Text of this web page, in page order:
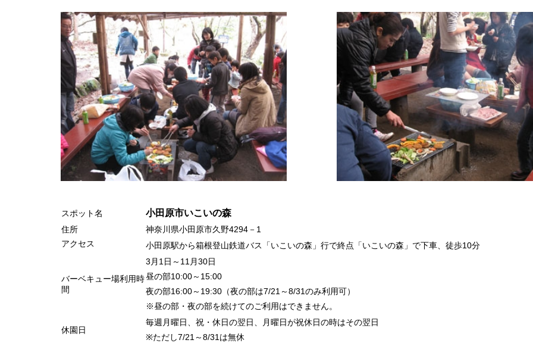
スポット名 小田原市いこいの森
住所
神奈川県小田原市久野4294－1
アクセス
小田原駅から箱根登山鉄道バス「いこいの森」行で終点「いこいの森」で下車、徒歩10分
バーベキュー場利用時
間
3月1日～11月30日
昼の部10:00～15:00
夜の部16:00～19:30（夜の部は7/21～8/31のみ利用可）
※昼の部・夜の部を続けてのご利用はできません。
休園日
毎週月曜日、祝・休日の翌日、月曜日が祝休日の時はその翌日
※ただし7/21～8/31は無休